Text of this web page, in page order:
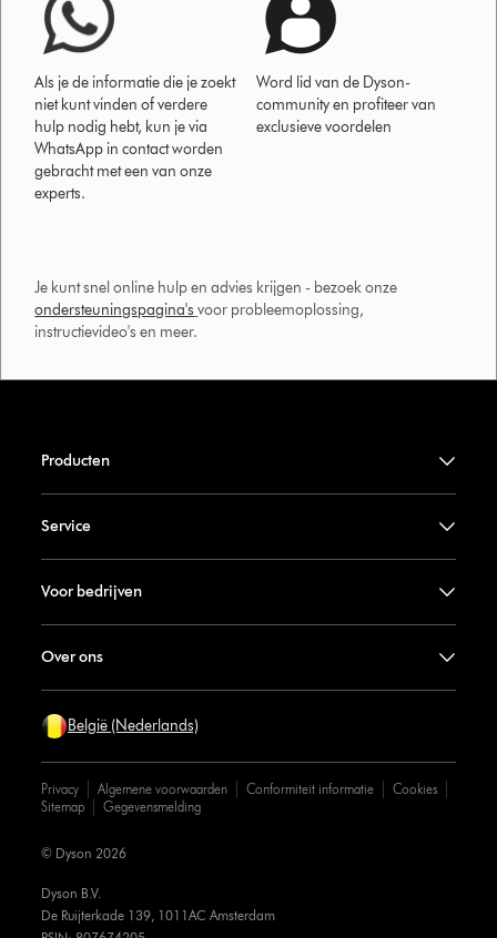
Als je de informatie die je zoekt
niet kunt vinden of verdere
hulp nodig hebt, kun je via
WhatsApp in contact worden
gebracht met een van onze
experts.
Word lid van de Dyson-
community en profiteer van
exclusieve voordelen
Je kunt snel online hulp en advies krijgen - bezoek onze
ondersteuningspagina's voor probleemoplossing,
instructievideo's en meer.
Producten
Service
Voor bedrijven
Over ons
België (Nederlands)
Privacy Algemene voorwaarden Conformiteit informatie
Cookies
Sitemap
Gegevensmelding
Dyson B.V.
De Ruijterkade 139, 1011AC Amsterdam
© Dyson 2026